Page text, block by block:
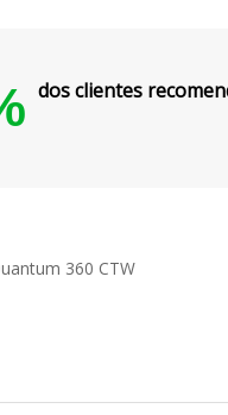
dos clientes
360 CTW